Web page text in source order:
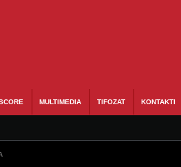
MULTIMEDIA TIFOZAT KONTAKTI